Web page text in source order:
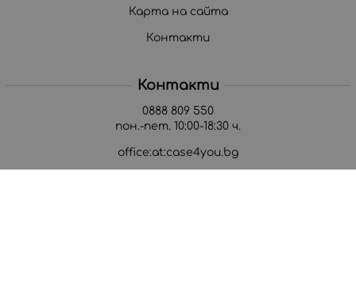
Карта на сайта
Контакти
Контакти
0888 809 550
пон.-пет. 10:00-18:30 ч.
office:at:case4you.bg